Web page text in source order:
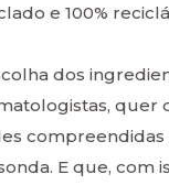
e 100%
dos
quer
E que, com